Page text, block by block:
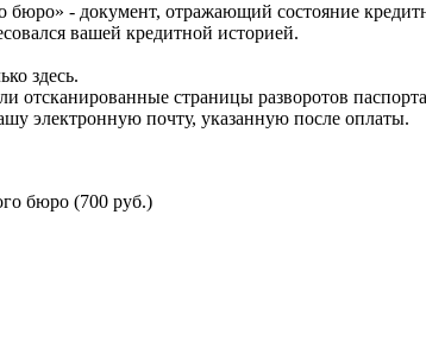
- документ, отражающий состояние
вашей кредитной историей.
здесь.
отсканированные страницы разворотов
электронную почту, указанную после оплаты.
бюро (700 руб.)